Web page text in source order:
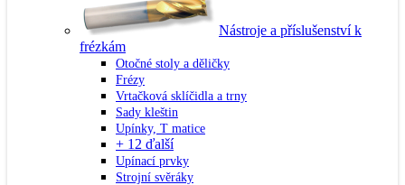
Nástroje a příslušenství k
frézkám
Otočné stoly a děličky
Frézy
Vrtačková sklíčidla a trny
Sady kleštin
Upínky, T matice
+ 12 ďalší
Upínací prvky
Strojní svěráky